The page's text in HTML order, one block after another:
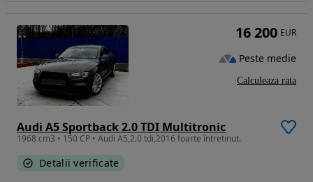
Audi A5 Sportback 2.0 TDI Multitronic
1968 cm3 • 150 CP • Audi A5,2.0 tdi,2016 foarte întretinut.
Detalii verificate
16 200 EUR
Peste medie
Calculeaza rata